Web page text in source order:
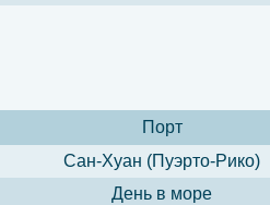
Порт
Сан-Хуан (Пуэрто-Рико)
День в море